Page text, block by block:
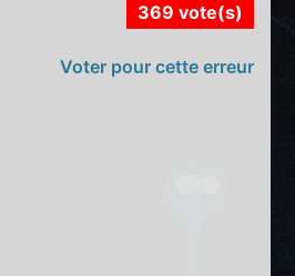
369 vote(s)
Voter pour cette erreur